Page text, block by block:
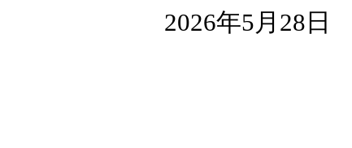
2026年5月28日